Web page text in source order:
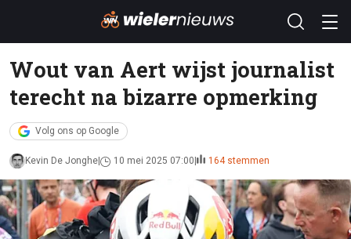
Wout van Aert wijst journalist
terecht na bizarre opmerking
Volg ons op Google
Kevin De Jonghe 10 mei 2025 07:00 164 stemmen